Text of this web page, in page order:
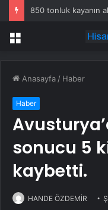
850 tonluk kayanın
Menü
Anasayfa / Haber
Haber
sonucu 5
kaybetti.
HANDE ÖZDEMİR